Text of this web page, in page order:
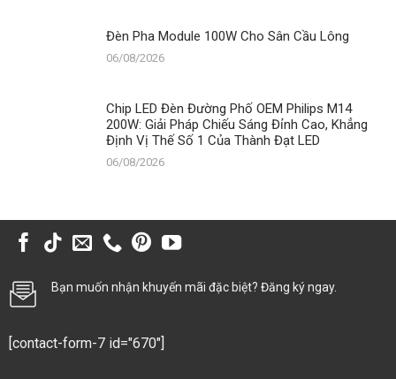
Đèn Pha Module 100W Cho Sân Cầu Lông
06/08/2026
Chip LED Đèn Đường Phố OEM Philips M14
200W: Giải Pháp Chiếu Sáng Đỉnh Cao, Khẳng
Định Vị Thế Số 1 Của Thành Đạt LED
06/08/2026
Bạn muốn nhận khuyến mãi đặc biệt? Đăng ký ngay.
[contact-form-7 id="670"]